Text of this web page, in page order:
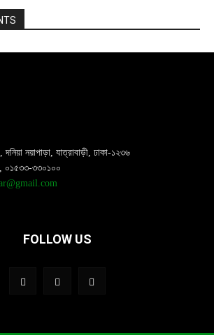
নয়াপাড়া, যাত্রাবাড়ী, ঢাকা-১২৩৬
০১৫৩৩-৩৩০১০০
FOLLOW US